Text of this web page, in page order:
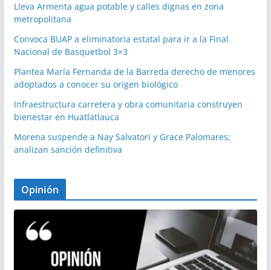
Lleva Armenta agua potable y calles dignas en zona
metropolitana
Convoca BUAP a eliminatoria estatal para ir a la Final
Nacional de Basquetbol 3×3
Plantea María Fernanda de la Barreda derecho de menores
adoptados a conocer su origen biológico
Infraestructura carretera y obra comunitaria construyen
bienestar en Huatlatlauca
Morena suspende a Nay Salvatori y Grace Palomares;
analizan sanción definitiva
Opinión